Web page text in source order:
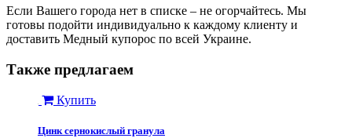
Если Вашего города нет в списке – не огорчайтесь. Мы
готовы подойти индивидуально к каждому клиенту и
доставить Медный купорос по всей Украине.
Также предлагаем
Купить
Цинк сернокислый гранула